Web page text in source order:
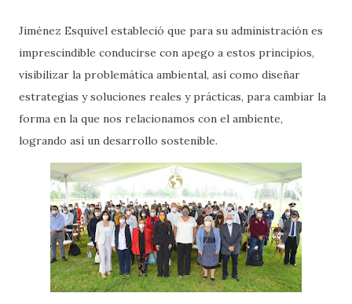
Jiménez Esquivel estableció que para su administración es
imprescindible conducirse con apego a estos principios,
visibilizar la problemática ambiental, así como diseñar
estrategias y soluciones reales y prácticas, para cambiar la
forma en la que nos relacionamos con el ambiente,
logrando así un desarrollo sostenible.